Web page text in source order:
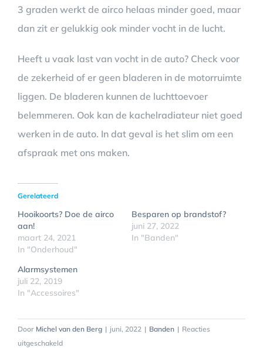
3 graden werkt de airco helaas minder goed, maar
dan zit er gelukkig ook minder vocht in de lucht.
Heeft u vaak last van vocht in de auto? Check voor
de zekerheid of er geen bladeren in de motorruimte
liggen. De bladeren kunnen de luchttoevoer
belemmeren. Ook kan de kachelradiateur niet goed
werken in de auto. In dat geval is het slim om een
afspraak met ons maken.
Gerelateerd
Hooikoorts? Doe de airco
aan!
maart 24, 2021
In "Onderhoud"
Besparen op brandstof?
juni 27, 2022
In "Banden"
Alarmsystemen
juli 22, 2019
In "Accessoires"
Door Michel van den Berg | juni, 2022 | Banden | Reacties
uitgeschakeldvoor